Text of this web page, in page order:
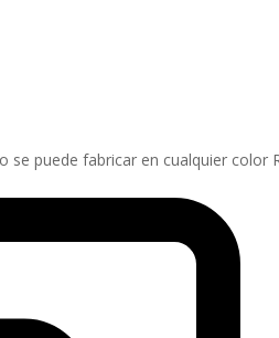
puede fabricar en cualquier color